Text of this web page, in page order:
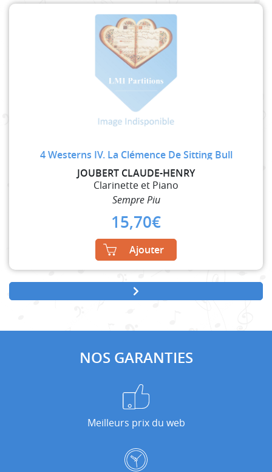
4 Westerns IV. La Clémence De Sitting Bull
JOUBERT CLAUDE-HENRY
Clarinette et Piano
Sempre Piu
15,70€
Ajouter
NOS GARANTIES
Meilleurs prix du web